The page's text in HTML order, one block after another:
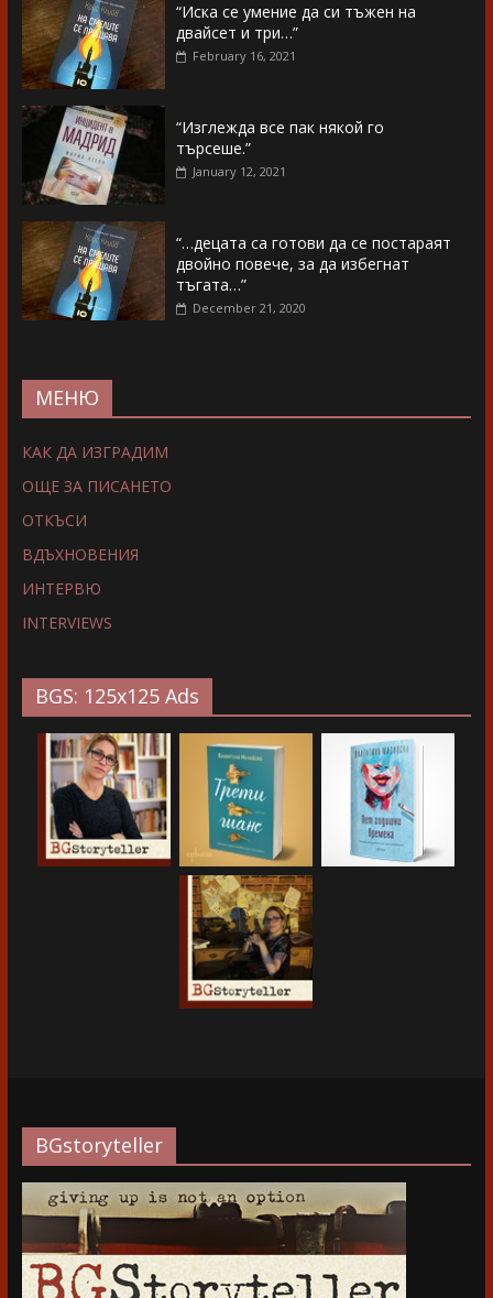
“Иска се умение да си тъжен на
двайсет и три…”
February 16, 2021
“Изглежда все пак някой го
търсеше.”
January 12, 2021
“…децата са готови да се постараят
двойно повече, за да избегнат
тъгата…”
December 21, 2020
МЕНЮ
КАК ДА ИЗГРАДИМ
ОЩЕ ЗА ПИСАНЕТО
ОТКЪСИ
ВДЪХНОВЕНИЯ
ИНТЕРВЮ
INTERVIEWS
BGS: 125x125 Ads
BGstoryteller